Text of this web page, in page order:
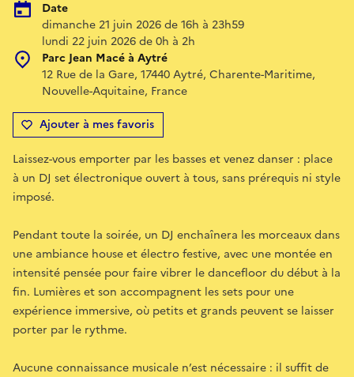
Date
dimanche 21 juin 2026 de 16h à 23h59
lundi 22 juin 2026 de 0h à 2h
Parc Jean Macé à Aytré
12 Rue de la Gare, 17440 Aytré, Charente-Maritime,
Nouvelle-Aquitaine, France
Ajouter à mes favoris
Laissez-vous emporter par les basses et venez danser : place
à un DJ set électronique ouvert à tous, sans prérequis ni style
imposé.
Pendant toute la soirée, un DJ enchaînera les morceaux dans
une ambiance house et électro festive, avec une montée en
intensité pensée pour faire vibrer le dancefloor du début à la
fin. Lumières et son accompagnent les sets pour une
expérience immersive, où petits et grands peuvent se laisser
porter par le rythme.
Aucune connaissance musicale n’est nécessaire : il suffit de